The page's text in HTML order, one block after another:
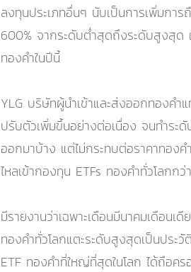
ลงทุนประเภทอื่นๆ นับเป็นการเพิ่มกา
600% จากระดับต่ำสุดถึงระดับสูงสุด
ทองคำในปีนี้
YLG บริษัทผู้นำเข้าและส่งออกทองคำ
ปรับตัวเพิ่มขึ้นอย่างต่อเนื่อง จนทำระ
ออกมาบ้าง แต่ไม่กระทบต่อราคาทองค
ไหลเข้ากองทุน ETFs ทองคำทั่วโลก
มีรายงานว่าเฉพาะเดือนมีนาคมเดือน
ทองคำทั่วโลกแตะระดับสูงสุดเป็นประ
ETF ทองคำที่ใหญ่ที่สุดในโลก ได้ถือค